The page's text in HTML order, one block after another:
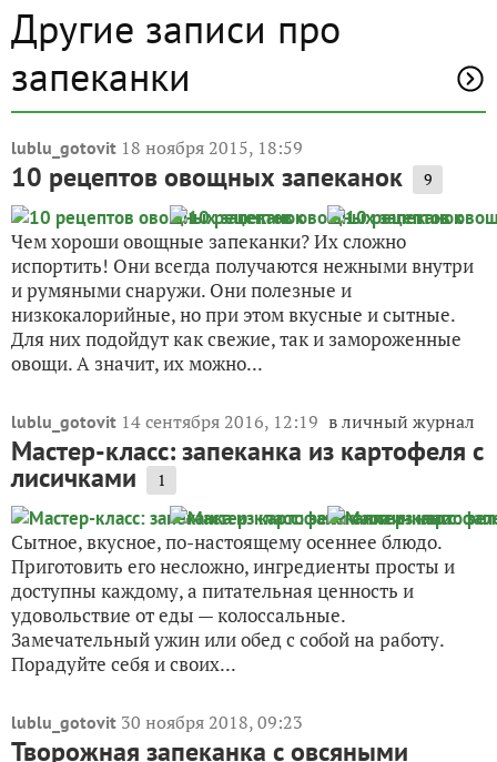
Другие записи про
запеканки
lublu_gotovit 18 ноября 2015, 18:59
10 рецептов овощных запеканок 9
Чем хороши овощные запеканки? Их сложно
испортить! Они всегда получаются нежными внутри
и румяными снаружи. Они полезные и
низкокалорийные, но при этом вкусные и сытные.
Для них подойдут как свежие, так и замороженные
овощи. А значит, их можно...
lublu_gotovit 14 сентября 2016, 12:19 в личный журнал
Мастер-класс: запеканка из картофеля с
лисичками 1
Сытное, вкусное, по-настоящему осеннее блюдо.
Приготовить его несложно, ингредиенты просты и
доступны каждому, а питательная ценность и
удовольствие от еды — колоссальные.
Замечательный ужин или обед с собой на работу.
Порадуйте себя и своих...
lublu_gotovit 30 ноября 2018, 09:23
Творожная запеканка с овсяными